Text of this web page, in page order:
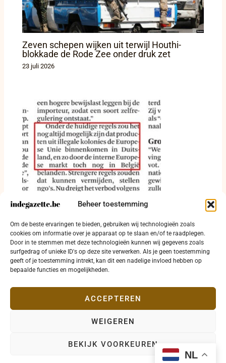
Beheer toestemming
Om de beste ervaringen te bieden, gebruiken wij technologieën zoals
cookies om informatie over je apparaat op te slaan en/of te raadplegen.
Door in te stemmen met deze technologieën kunnen wij gegevens zoals
surfgedrag of unieke ID's op deze site verwerken. Als je geen toestemming
geeft of je toestemming intrekt, kan dit een nadelige invloed hebben op
bepaalde functies en mogelijkheden.
ACCEPTEREN
WEIGEREN
BEKIJK VOORKEUREN
Zeven schepen wijken uit terwijl Houthi-
blokkade de Rode Zee onder druk zet
23 juli 2026
De Standaard van 22 juli 2026: goederen uit
Israëlische woongebieden kunnen via andere
EU-landen alsnog in België worden verkocht
22 juli 2026
Copyright © 2026 indegazette.be |Privacy
NL